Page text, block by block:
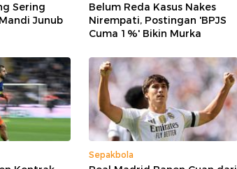
Sering
Junub
Belum Reda Kasus Nakes
Nirempati, Postingan 'BPJS
Cuma 1%' Bikin Murka
Sepakbola